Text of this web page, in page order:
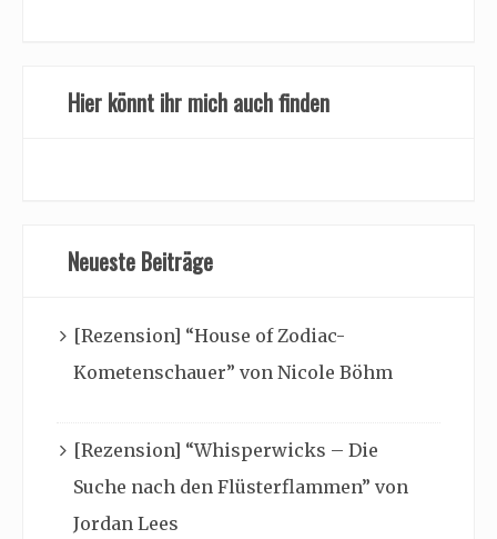
Hier könnt ihr mich auch finden
Neueste Beiträge
[Rezension] “House of Zodiac-
Kometenschauer” von Nicole Böhm
[Rezension] “Whisperwicks – Die
Suche nach den Flüsterflammen” von
Jordan Lees